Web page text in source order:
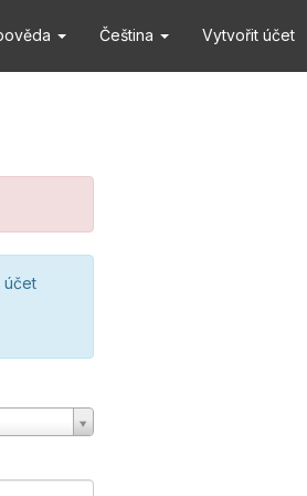
Čeština Vytvořit účet
účet